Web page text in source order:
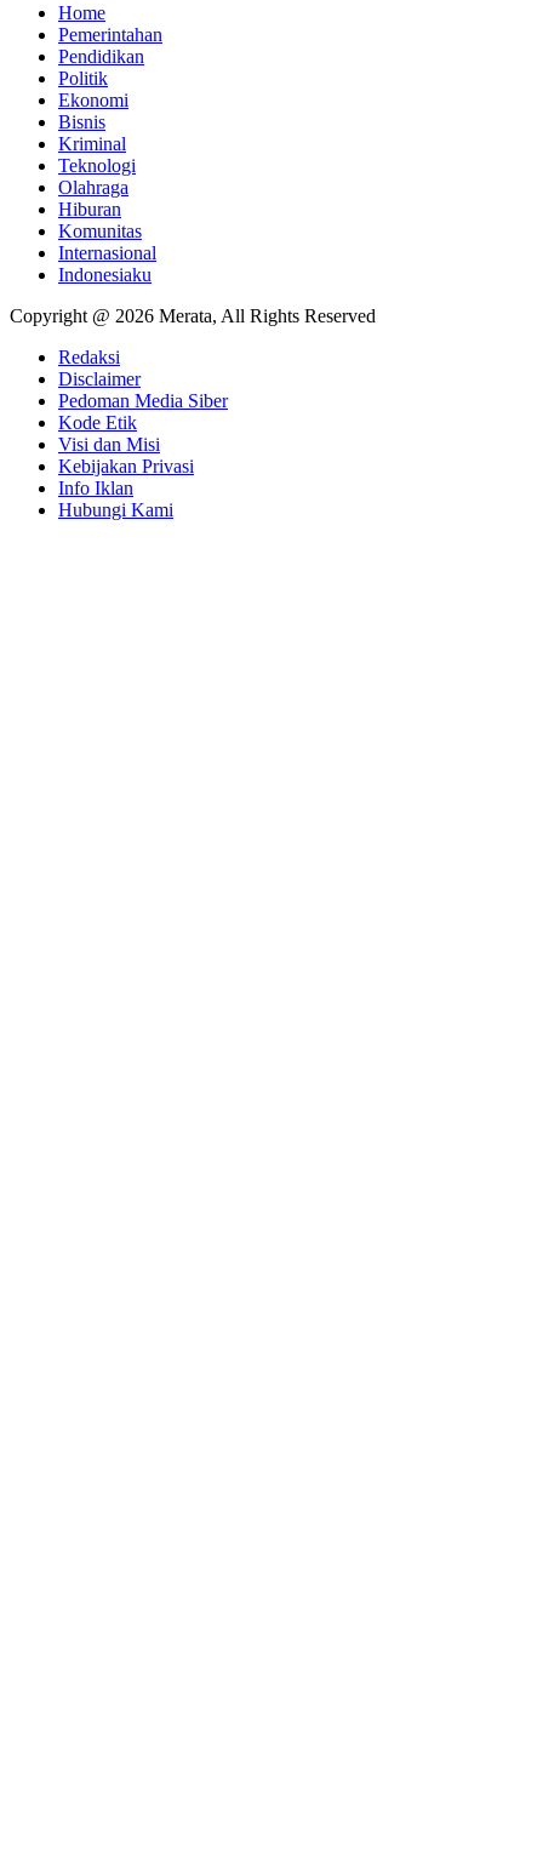
Home
Pemerintahan
Pendidikan
Politik
Ekonomi
Bisnis
Kriminal
Teknologi
Olahraga
Hiburan
Komunitas
Internasional
Indonesiaku
Copyright @ 2026 Merata, All Rights Reserved
Redaksi
Disclaimer
Pedoman Media Siber
Kode Etik
Visi dan Misi
Kebijakan Privasi
Info Iklan
Hubungi Kami